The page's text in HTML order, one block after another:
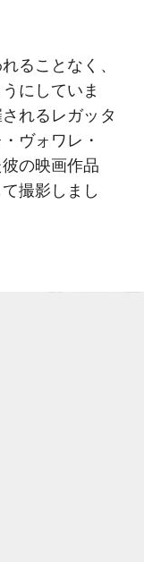
ることなく、
にしていま
れるレガッタ
ヴォワレ・
の映画作品
撮影しまし